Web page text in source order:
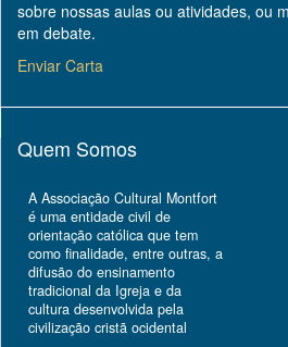
sobre nossas aulas ou atividades, ou
em debate.
Enviar Carta
Quem Somos
A Associação Cultural Montfort
é uma entidade civil de
orientação católica que tem
como finalidade, entre outras, a
difusão do ensinamento
tradicional da Igreja e da
cultura desenvolvida pela
civilização cristã ocidental